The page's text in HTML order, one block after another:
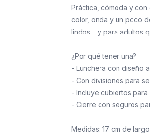
Práctica, cómoda y con
color, onda y un poco
lindos… y para adultos
¿Por qué tener una?
- Lunchera con diseño
- Con divisiones para
- Incluye cubiertos
- Cierre con seguros
Medidas: 17 cm de